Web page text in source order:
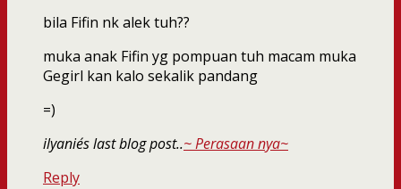
bila Fifin nk alek tuh??
muka anak Fifin yg pompuan tuh macam muka
Gegirl kan kalo sekalik pandang
=)
ilyanie´s last blog post..~ Perasaan nya~
Reply